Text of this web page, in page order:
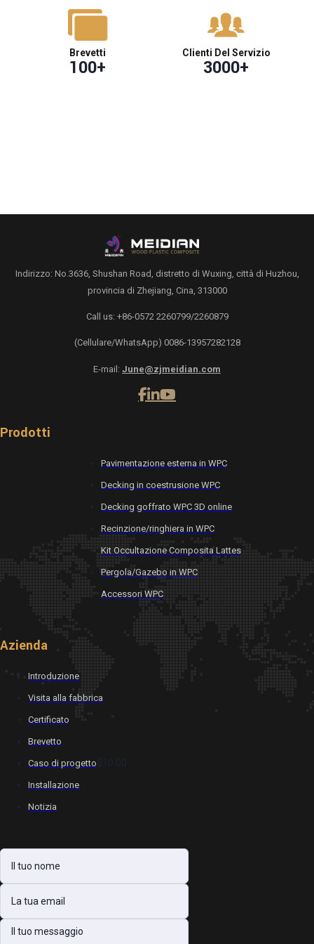
Brevetti
100+
Clienti Del Servizio
3000+
Indirizzo: No.3636, Shushan Road, distretto di Wuxing, città di Huzhou,
provincia di Zhejiang, Cina, 313000
Call us: +86-0572 2260799/2260879
(Cellulare/WhatsApp) 0086-13957282128
E-mail: June@zjmeidian.com
Prodotti
Pavimentazione esterna in WPC
Decking in coestrusione WPC
Decking goffrato WPC 3D online
Recinzione/ringhiera in WPC
Kit Occultazione Composita Lattes
Pergola/Gazebo in WPC
Accessori WPC
Azienda
Introduzione
Visita alla fabbrica
Certificato
Brevetto
Caso di progetto$10.00
Installazione
Notizia